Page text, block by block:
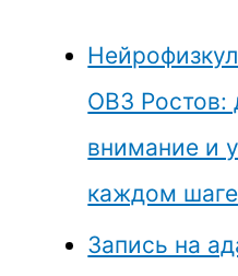
ОВЗ Ростов:
внимание и
каждом шаге
Запись на